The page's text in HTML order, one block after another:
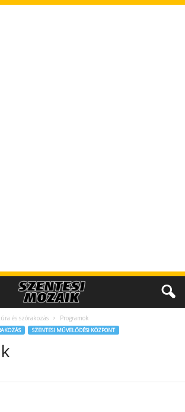
és szórakozás Programok
SZENTESI MŰVELŐDÉSI KÖZPONT